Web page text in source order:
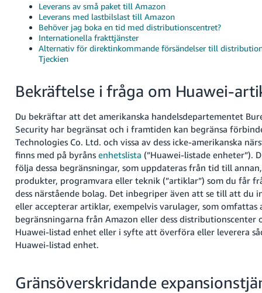
Leverans av små paket till Amazon
Leverans med lastbilslast till Amazon
Behöver jag boka en tid med distributionscentret?
Internationella frakttjänster
Alternativ för direktinkommande försändelser till
Tjeckien
Bekräftelse i fråga om Huawei-
Du bekräftar att det amerikanska handelsdepartementet
Security har begränsat och i framtiden kan begränsa
Technologies Co. Ltd. och vissa av dess icke-amerikanska
finns med på byråns enhetslista (”Huawei-listade enheter”).
följa dessa begränsningar, som uppdateras från tid till
produkter, programvara eller teknik (”artiklar”) som du får
dess närstående bolag. Det inbegriper även att se till att du
eller accepterar artiklar, exempelvis varulager, som omfattas
begränsningarna från Amazon eller dess distributionscenter
Huawei-listad enhet eller i syfte att överföra eller leverera
Huawei-listad enhet.
Gränsöverskridande